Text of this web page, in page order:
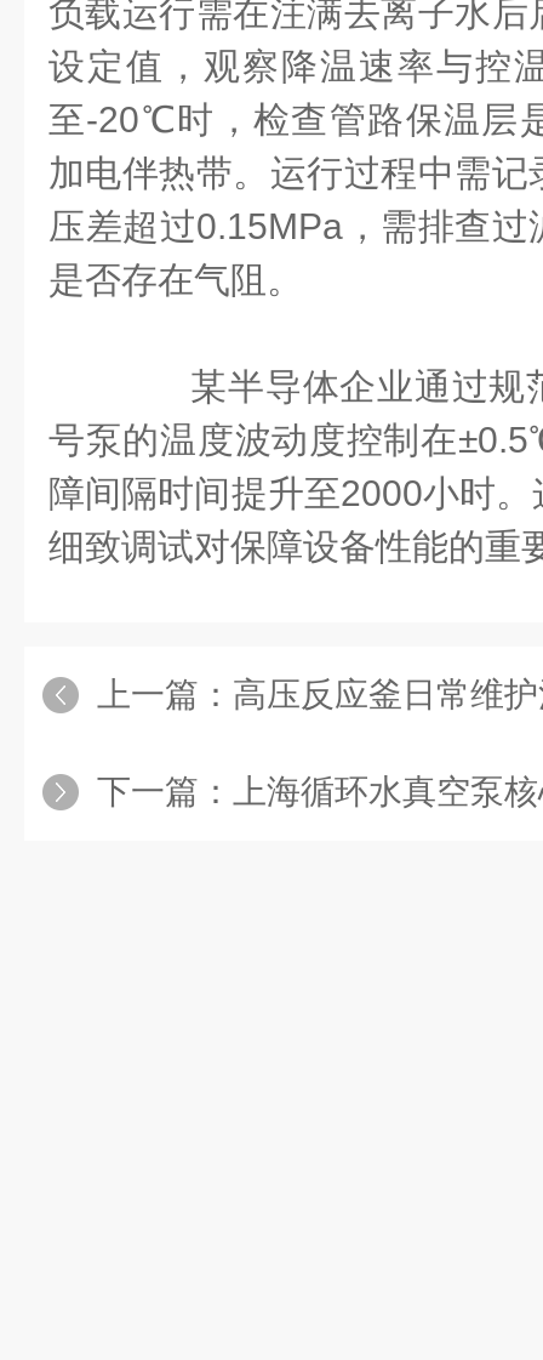
负载运行需在注满去离子水
设定值，观察降温速率与控
至-20℃时，检查管路保温层
加电伴热带。运行过程中需
压差超过0.15MPa，需排查
是否存在气阻。
某半导体企业通过规
号泵的温度波动度控制在
障间隔时间提升至2000小时
细致调试对保障设备性能的重
上一篇： 高压反应釜日常维护清单：
下一篇： 上海循环水真空泵核心部